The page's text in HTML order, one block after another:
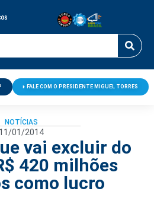
FALE COM O PRESIDENTE MIGUEL TORRES
NOTÍCIAS
11/01/2014
vai excluir do
420 milhões
como lucro